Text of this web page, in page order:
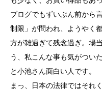
ブログでもずいぶん前から
制限」が問われ、ようやく
方が雑過ぎて残念過ぎ。場
う、私こんな事も気がつい
と小池さん面白い人です。
まっ、日本の法律ではそれ